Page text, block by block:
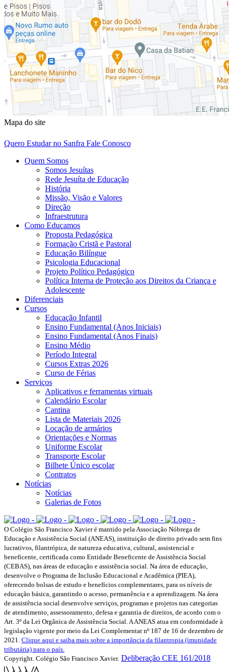
Mapa do site
Quero Estudar no Sanfra Fale Conosco
Quem Somos
Somos Jesuítas
Rede Jesuíta de Educação
História
Missão, Visão e Valores
Direção
Infraestrutura
Como Educamos
Proposta Pedagógica
Formação Cristã e Pastoral
Educação Bilíngue
Psicologia Educacional
Projeto Político Pedagógico
Política Interna de Proteção aos Direitos da Criança e
Adolescente
Diferenciais
Cursos
Educação Infantil
Ensino Fundamental (Anos Iniciais)
Ensino Fundamental (Anos Finais)
Ensino Médio
Período Integral
Cursos Extras 2026
Curso de Férias
Serviços
Aplicativos e ferramentas virtuais
Calendário Escolar
Cantina
Lista de Materiais 2026
Locação de armários
Orientações e Normas
Uniforme Escolar
Transporte Escolar
Bilhete Único escolar
Contratos
Notícias
Notícias
Galerias de Fotos
O Colégio São Francisco Xavier é mantido pela Associação Nóbrega de
Educação e Assistência Social (ANEAS), instituição de direito privado sem fins
lucrativos, filantrópica, de natureza educativa, cultural, assistencial e
beneficente, certificada como Entidade Beneficente de Assistência Social
(CEBAS), nas áreas de educação e assistência social. Na área de educação,
desenvolve o Programa de Inclusão Educacional e Acadêmica (PIEA),
oferecendo bolsas de estudo e benefícios complementares, para os níveis de
educação básica, garantindo o acesso, permanência e a aprendizagem. Na área
de assistência social desenvolve serviços, programas e projetos nas categorias
de atendimento, assessoramento, defesa e garantia de direitos, de acordo com o
Art. 3º da Lei Orgânica de Assistência Social. A ANEAS atua em conformidade à
legislação vigente por meio da Lei Complementar nº 187 de 16 de dezembro de
2021. Clique aqui e saiba mais sobre a importância da filantropia (imunidade
tributária) para o país.
Copyright. Colégio São Francisco Xavier. Deliberação CEE 161/2018